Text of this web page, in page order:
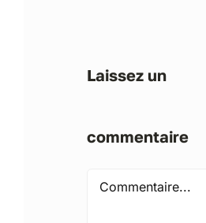
Laissez un
commentaire